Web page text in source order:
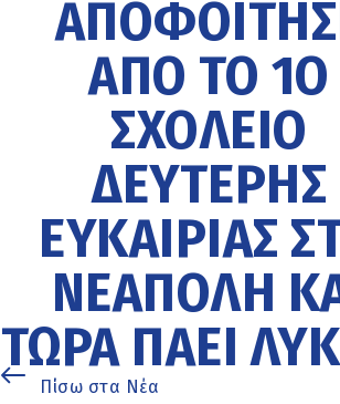
ΑΠΌ ΤΟ 1Ο
ΣΧΟΛΕΊΟ
ΔΕΎΤΕΡΗΣ
ΕΥΚΑΙΡΊΑΣ
ΝΕΆΠΟΛΗ
ΤΏΡΑ ΠΆΕΙ
Πίσω στα Νέα